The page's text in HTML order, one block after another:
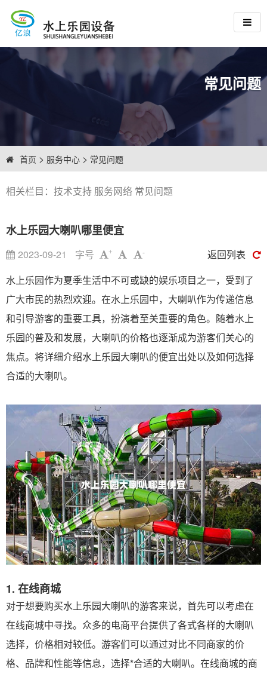
常见问题
首页 > 服务中心 > 常见问题
相关栏目： 技术支持 服务网络 常见问题
水上乐园大喇叭哪里便宜
2023-09-21 字号 + -
返回列表
水上乐园作为夏季生活中不可或缺的娱乐项目之一，受到了
广大市民的热烈欢迎。在水上乐园中，大喇叭作为传递信息
和引导游客的重要工具，扮演着至关重要的角色。随着水上
乐园的普及和发展，大喇叭的价格也逐渐成为游客们关心的
焦点。将详细介绍水上乐园大喇叭的便宜出处以及如何选择
合适的大喇叭。
1. 在线商城
对于想要购买水上乐园大喇叭的游客来说，首先可以考虑在
在线商城中寻找。众多的电商平台提供了各式各样的大喇叭
选择，价格相对较低。游客们可以通过对比不同商家的价
格、品牌和性能等信息，选择*合适的大喇叭。在线商城的商